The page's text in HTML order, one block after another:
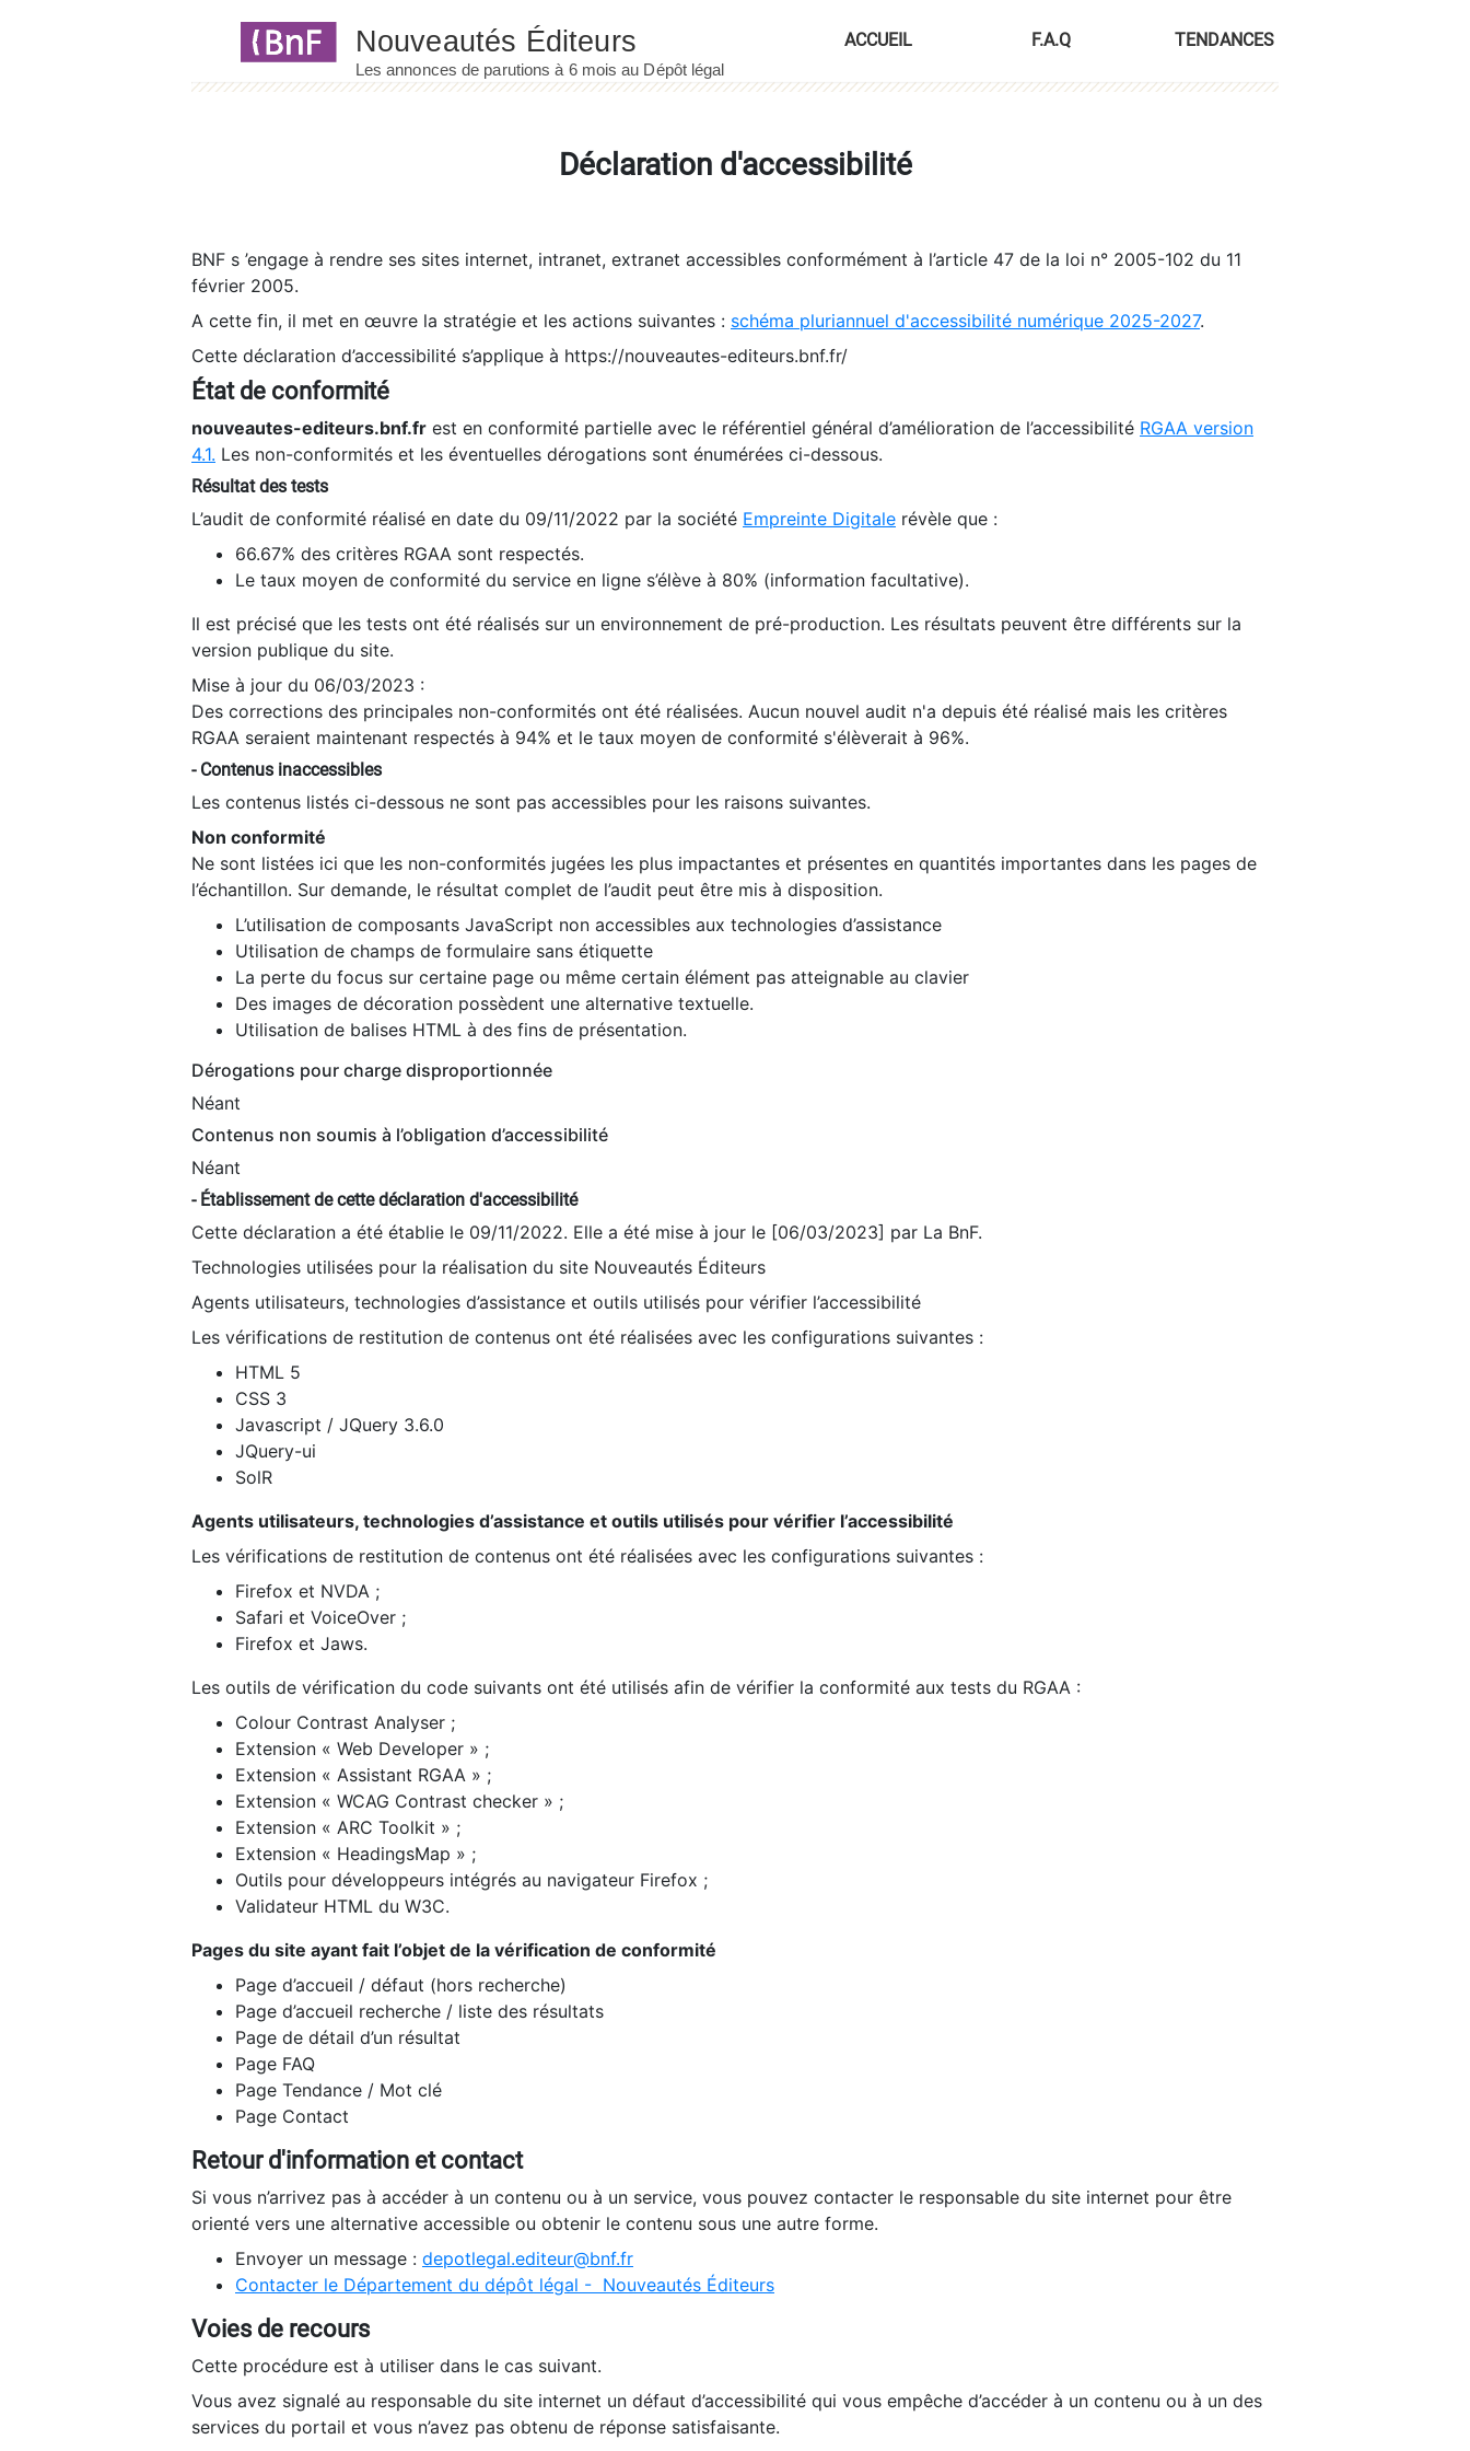
ACCUEIL F.A.Q TENDANCES
Déclaration d'accessibilité
BNF s ’engage à rendre ses sites internet, intranet, extranet accessibles conformément à l’article 47 de la loi n° 2005-102 du 11
février 2005.
A cette fin, il met en œuvre la stratégie et les actions suivantes : schéma pluriannuel d'accessibilité numérique 2025-2027.
Cette déclaration d’accessibilité s’applique à https://nouveautes-editeurs.bnf.fr/
État de conformité
nouveautes-editeurs.bnf.fr est en conformité partielle avec le référentiel général d’amélioration de l’accessibilité RGAA version
4.1. Les non-conformités et les éventuelles dérogations sont énumérées ci-dessous.
Résultat des tests
L’audit de conformité réalisé en date du 09/11/2022 par la société Empreinte Digitale révèle que :
66.67% des critères RGAA sont respectés.
Le taux moyen de conformité du service en ligne s’élève à 80% (information facultative).
Il est précisé que les tests ont été réalisés sur un environnement de pré-production. Les résultats peuvent être différents sur la
version publique du site.
Mise à jour du 06/03/2023 :
Des corrections des principales non-conformités ont été réalisées. Aucun nouvel audit n'a depuis été réalisé mais les critères
RGAA seraient maintenant respectés à 94% et le taux moyen de conformité s'élèverait à 96%.
- Contenus inaccessibles
Les contenus listés ci-dessous ne sont pas accessibles pour les raisons suivantes.
Non conformité
Ne sont listées ici que les non-conformités jugées les plus impactantes et présentes en quantités importantes dans les pages de
l’échantillon. Sur demande, le résultat complet de l’audit peut être mis à disposition.
L’utilisation de composants JavaScript non accessibles aux technologies d’assistance
Utilisation de champs de formulaire sans étiquette
La perte du focus sur certaine page ou même certain élément pas atteignable au clavier
Des images de décoration possèdent une alternative textuelle.
Utilisation de balises HTML à des fins de présentation.
Dérogations pour charge disproportionnée
Néant
Contenus non soumis à l’obligation d’accessibilité
Néant
- Établissement de cette déclaration d'accessibilité
Cette déclaration a été établie le 09/11/2022. Elle a été mise à jour le [06/03/2023] par La BnF.
Technologies utilisées pour la réalisation du site Nouveautés Éditeurs
Agents utilisateurs, technologies d’assistance et outils utilisés pour vérifier l’accessibilité
Les vérifications de restitution de contenus ont été réalisées avec les configurations suivantes :
HTML 5
CSS 3
Javascript / JQuery 3.6.0
JQuery-ui
SolR
Agents utilisateurs, technologies d’assistance et outils utilisés pour vérifier l’accessibilité
Les vérifications de restitution de contenus ont été réalisées avec les configurations suivantes :
Firefox et NVDA ;
Safari et VoiceOver ;
Firefox et Jaws.
Les outils de vérification du code suivants ont été utilisés afin de vérifier la conformité aux tests du RGAA :
Colour Contrast Analyser ;
Extension « Web Developer » ;
Extension « Assistant RGAA » ;
Extension « WCAG Contrast checker » ;
Extension « ARC Toolkit » ;
Extension « HeadingsMap » ;
Outils pour développeurs intégrés au navigateur Firefox ;
Validateur HTML du W3C.
Pages du site ayant fait l’objet de la vérification de conformité
Page d’accueil / défaut (hors recherche)
Page d’accueil recherche / liste des résultats
Page de détail d’un résultat
Page FAQ
Page Tendance / Mot clé
Page Contact
Retour d'information et contact
Si vous n’arrivez pas à accéder à un contenu ou à un service, vous pouvez contacter le responsable du site internet pour être
orienté vers une alternative accessible ou obtenir le contenu sous une autre forme.
Envoyer un message : depotlegal.editeur@bnf.fr
Contacter le Département du dépôt légal - Nouveautés Éditeurs
Voies de recours
Cette procédure est à utiliser dans le cas suivant.
Vous avez signalé au responsable du site internet un défaut d’accessibilité qui vous empêche d’accéder à un contenu ou à un des
services du portail et vous n’avez pas obtenu de réponse satisfaisante.